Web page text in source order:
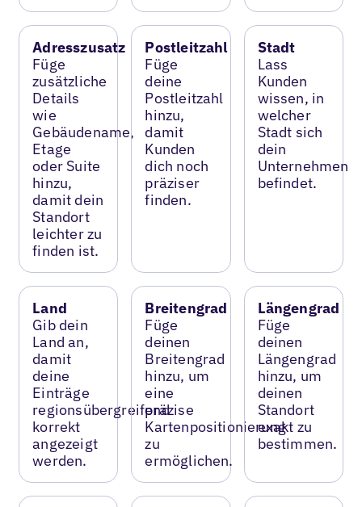
Adresszusatz
Füge
zusätzliche
Details
wie
Gebäudename,
Etage
oder Suite
hinzu,
damit dein
Standort
leichter zu
finden ist.
Postleitzahl
Füge
deine
Postleitzahl
hinzu,
damit
Kunden
dich noch
präziser
finden.
Stadt
Lass
Kunden
wissen, in
welcher
Stadt sich
dein
Unternehmen
befindet.
Land
Gib dein
Land an,
damit
deine
Einträge
regionsübergreifend
korrekt
angezeigt
werden.
Breitengrad
Füge
deinen
Breitengrad
hinzu, um
eine
präzise
Kartenpositionierung
zu
ermöglichen.
Längengrad
Füge
deinen
Längengrad
hinzu, um
deinen
Standort
exakt zu
bestimmen.